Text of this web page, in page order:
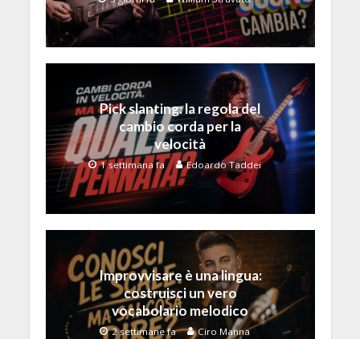
Pick slanting: la regola del
cambio corda per la
velocità
1 settimana fa Edoardo Taddei
Improvvisare è una lingua:
costruisci un vero
vocabolario melodico
2 settimane fa Ciro Manna